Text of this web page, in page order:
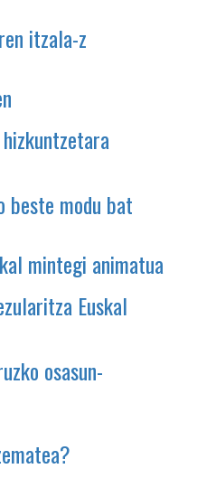
itzala-z
beste modu bat
mintegi animatua
Euskal
osasun-